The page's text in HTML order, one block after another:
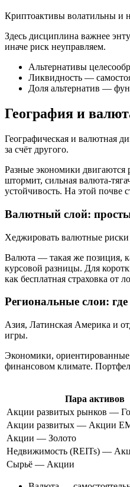
Криптоактивы волатильны и
Здесь дисциплина важнее
иначе риск неуправляем.
Альтернативы
Ликвидность —
Доля альтернатив —
География и
Географическая и валютная
за счёт другого.
Разные экономики
штормит, сильная валюта-
устойчивость. На этой почве
Валютный слой:
Хеджировать валютные риски
Валюта — такая же позиция,
курсовой разницы. Для
как бесплатная страховка от
Региональные слои:
Азия, Латинская Америка и
игры.
Экономики, ориентированные
финансовом климате.
Пара активов
Акции развитых рынков —
Акции развитых — Акции
Акции — Золото
Недвижимость (REITs) —
Сырьё — Акции